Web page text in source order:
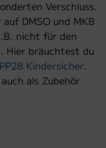
Verschluss.
DMSO und MKB
nicht für den
Hier bräuchtest du
Kindersicher.
als Zubehör